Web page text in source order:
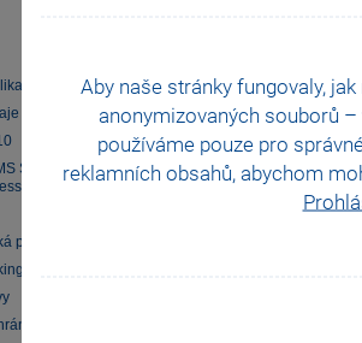
Aby naše stránky fungovaly, jak
anonymizovaných souborů –
používáme pouze pro
reklamních obsahů, abychom
SQL Server
podání